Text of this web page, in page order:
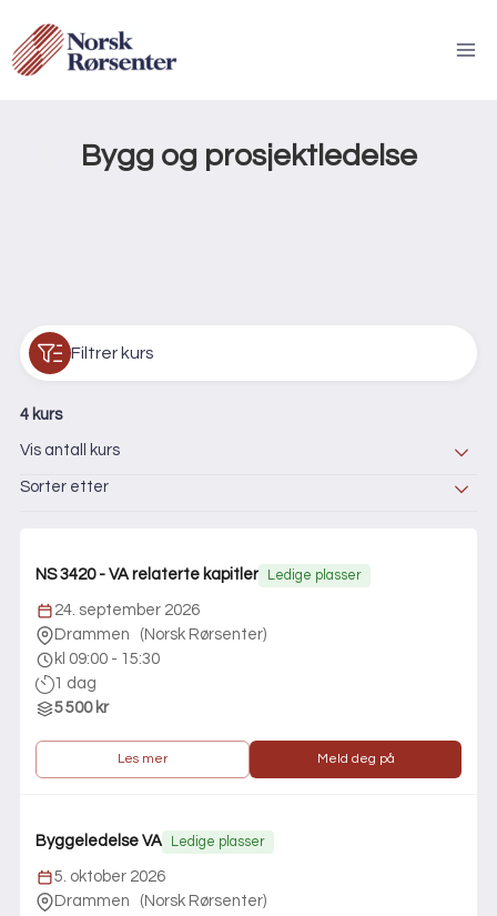
content
Tilbake til kurskategorier
Bygg og prosjektledelse
Filtrer kurs
4 kurs
Vis antall kurs
Sorter etter
NS 3420 - VA relaterte kapitler Ledige plasser
24. september 2026
Drammen ( Norsk Rørsenter)
kl 09:00 - 15:30
1 dag
5 500 kr
Les mer Meld deg på
Byggeledelse VA Ledige plasser
5. oktober 2026
Drammen ( Norsk Rørsenter)